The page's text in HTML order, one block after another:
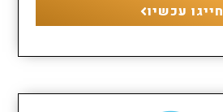
חייגו עכשיו